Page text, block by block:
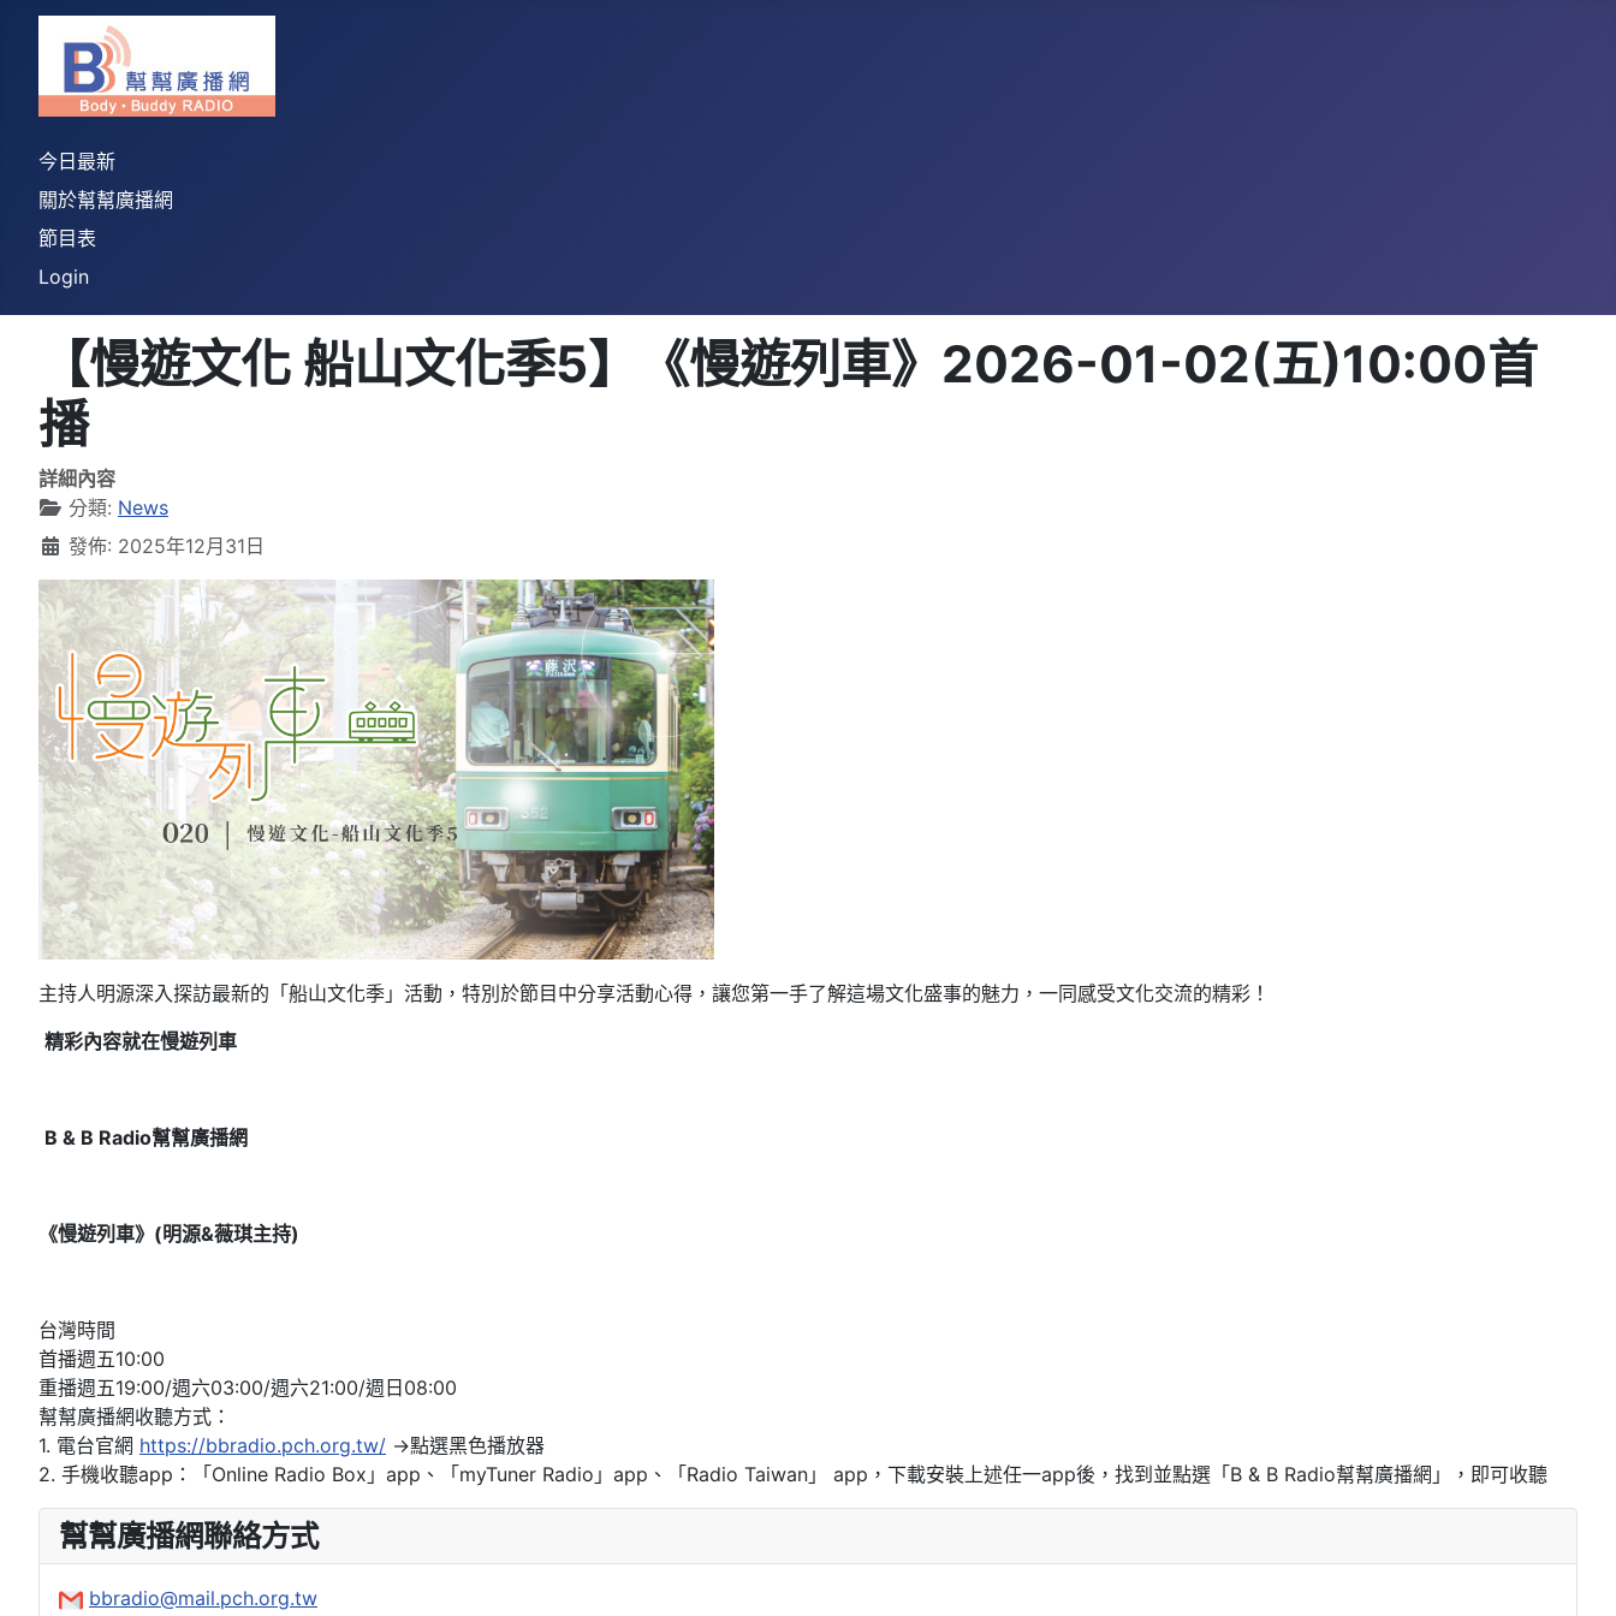
今日最新
關於幫幫廣播網
節目表
Login
【慢遊文化 船山文化季5】《慢遊列車》2026-01-02(五)10:00首
播
詳細內容
分類: News
發佈: 2025年12月31日
主持人明源深入探訪最新的「船山文化季」活動，特別於節目中分享活動心得，讓您第一手了解這場文化盛事的魅力，一同感受文化交流的精彩！
精彩內容就在慢遊列車
B & B Radio幫幫廣播網
《慢遊列車》(明源&薇琪主持)
台灣時間
首播週五10:00
重播週五19:00/週六03:00/週六21:00/週日08:00
幫幫廣播網收聽方式：
1. 電台官網 https://bbradio.pch.org.tw/ →點選黑色播放器
2. 手機收聽app：「Online Radio Box」app、「myTuner Radio」app、「Radio Taiwan」 app，下載安裝上述任一app後，找到並點選「B & B Radio幫幫廣播網」，即可收聽
幫幫廣播網聯絡方式
bbradio@mail.pch.org.tw